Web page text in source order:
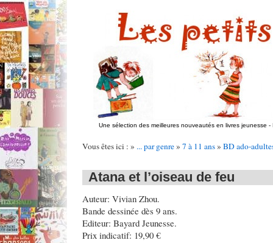
Une sélection des meilleures nouveautés en livres jeunesse -
Vous êtes ici : » ... par genre» 7 à 11 ans» BD ado-
Atana et l’oiseau de feu
Auteur: Vivian Zhou.
Bande dessinée dès 9 ans.
Editeur: Bayard Jeunesse.
Prix indicatif: 19,90 €